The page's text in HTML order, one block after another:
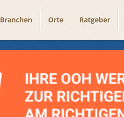
Branchen Orte Ratgeber